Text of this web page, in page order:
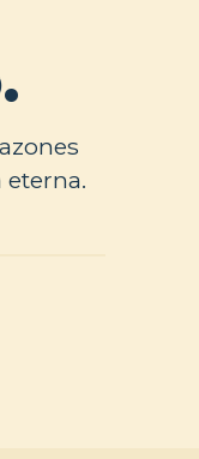
eterna.